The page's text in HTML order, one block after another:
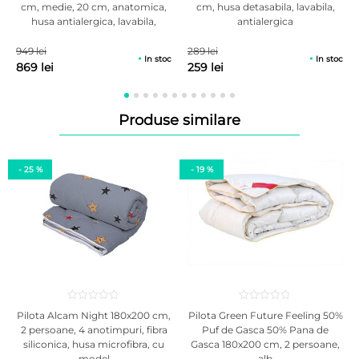
baza a
evaluări
de la
cm, medie, 20 cm, anatomica,
husa antialergica, lavabila,
949 lei
869 lei
In stoc
aevaluări
de la
cm, husa detasabila, lavabila,
antialergica
289 lei
259 lei
In stoc
Produse similare
- 25 %
Pilota Alcam Night 180x200 cm,
2 persoane, 4 anotimpuri, fibra
siliconica, husa microfibra, cu
- 19 %
Pilota Green Future Feeling 50%
Puf de Gasca 50% Pana de
Gasca 180x200 cm, 2 persoane,